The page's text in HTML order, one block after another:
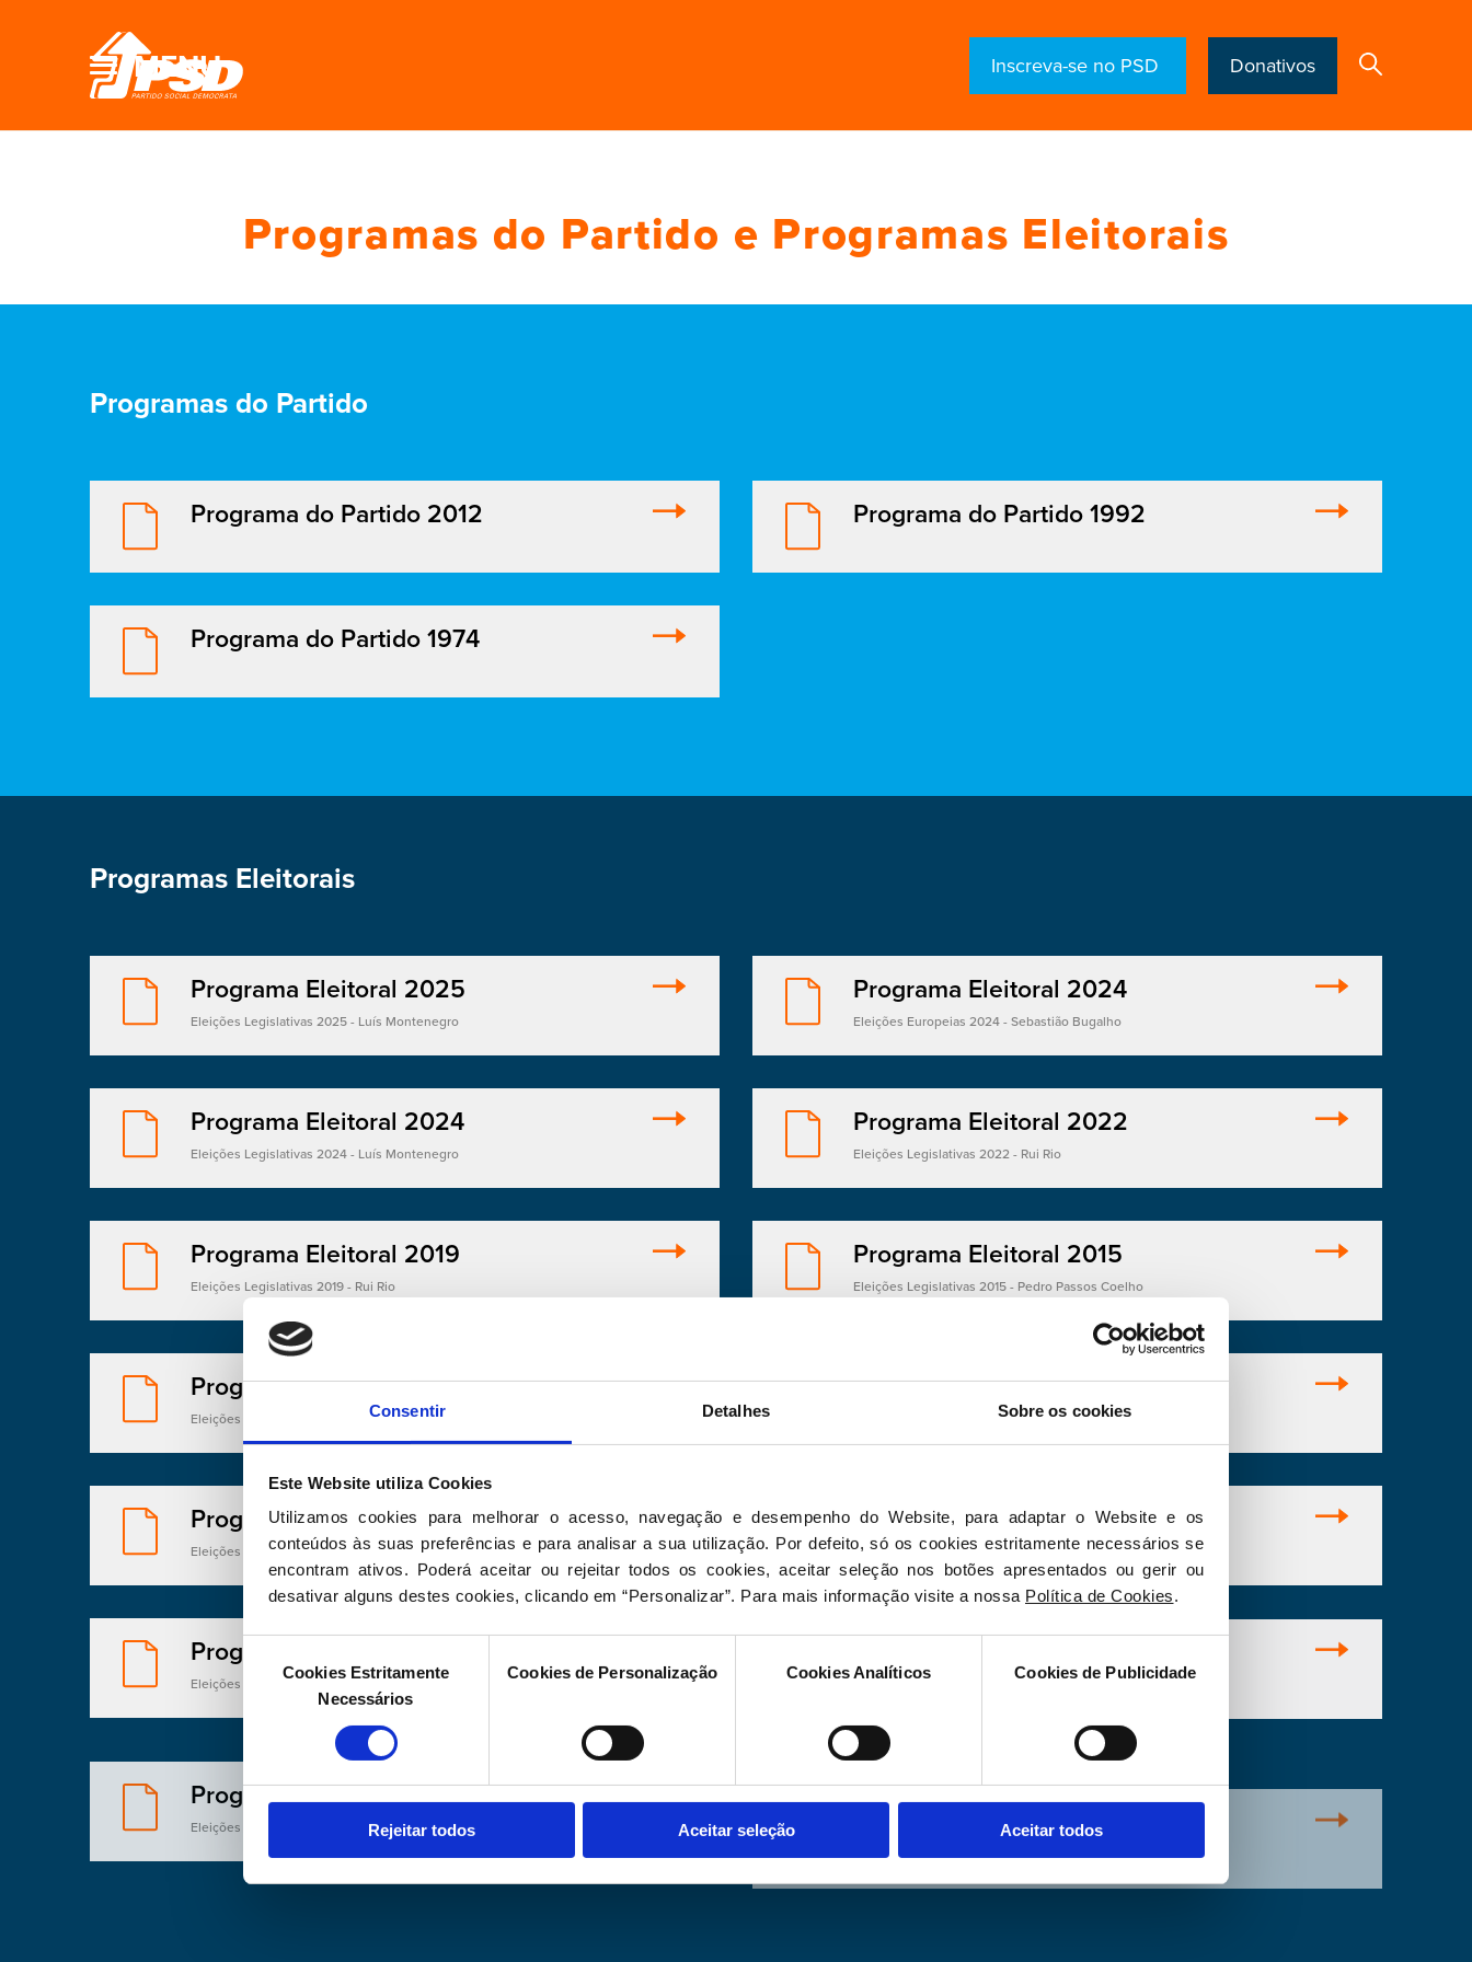
Consentir Detalhes Sobre os cookies
Este Website utiliza Cookies
Utilizamos cookies para melhorar o acesso, navegação e desempenho do Website, para adaptar o Website e os
conteúdos às suas preferências e para analisar a sua utilização. Por defeito, só os cookies estritamente necessários se
encontram ativos. Poderá aceitar ou rejeitar todos os cookies, aceitar seleção nos botões apresentados ou gerir ou
desativar alguns destes cookies, clicando em “Personalizar”. Para mais informação visite a nossa Política de Cookies.
consentimento
Cookies Estritamente
Necessários
Cookies de Personalização Cookies Analíticos Cookies de Publicidade
Rejeitar todos Aceitar seleção Aceitar todos
MENU Inscreva-se no PSD Donativos
Programas do Partido e Programas Eleitorais
Programas do Partido
Programa do Partido 2012 Programa do Partido 1992
Programa do Partido 1974
Programas Eleitorais
Programa Eleitoral 2025
Eleições Legislativas 2025 - Luís Montenegro
Programa Eleitoral 2024
Eleições Europeias 2024 - Sebastião Bugalho
Programa Eleitoral 2024
Eleições Legislativas 2024 - Luís Montenegro
Programa Eleitoral 2022
Eleições Legislativas 2022 - Rui Rio
Programa Eleitoral 2019
Eleições Legislativas 2019 - Rui Rio
Programa Eleitoral 2015
Eleições Legislativas 2015 - Pedro Passos Coelho
Programa Eleitoral 2011
Eleições Legislativas 2011 - Pedro Passos Coelho
Programa Eleitoral 2009
Eleições Legislativas 2009 - Manuela Ferreira Leite
Programa Eleitoral 2005
Eleições Legislativas 2005 - Pedro Santana Lopes
Programa Eleitoral 2002
Eleições Legislativas 2002 - Durão Barroso
Programa Eleitoral 1999
Eleições Legislativas 1999 - Durão Barroso
Programa Eleitoral 1991 Programa Eleitoral 1987